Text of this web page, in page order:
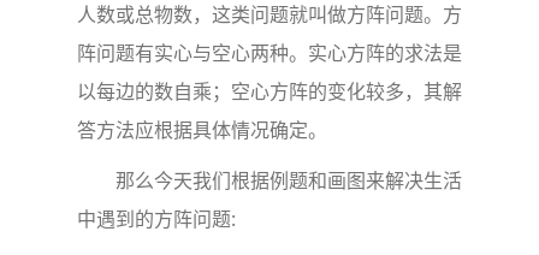
人数或总物数，这类问题就叫做方阵问题。方
阵问题有实心与空心两种。实心方阵的求法是
以每边的数自乘；空心方阵的变化较多，其解
答方法应根据具体情况确定。
那么今天我们根据例题和画图来解决生活
中遇到的方阵问题: